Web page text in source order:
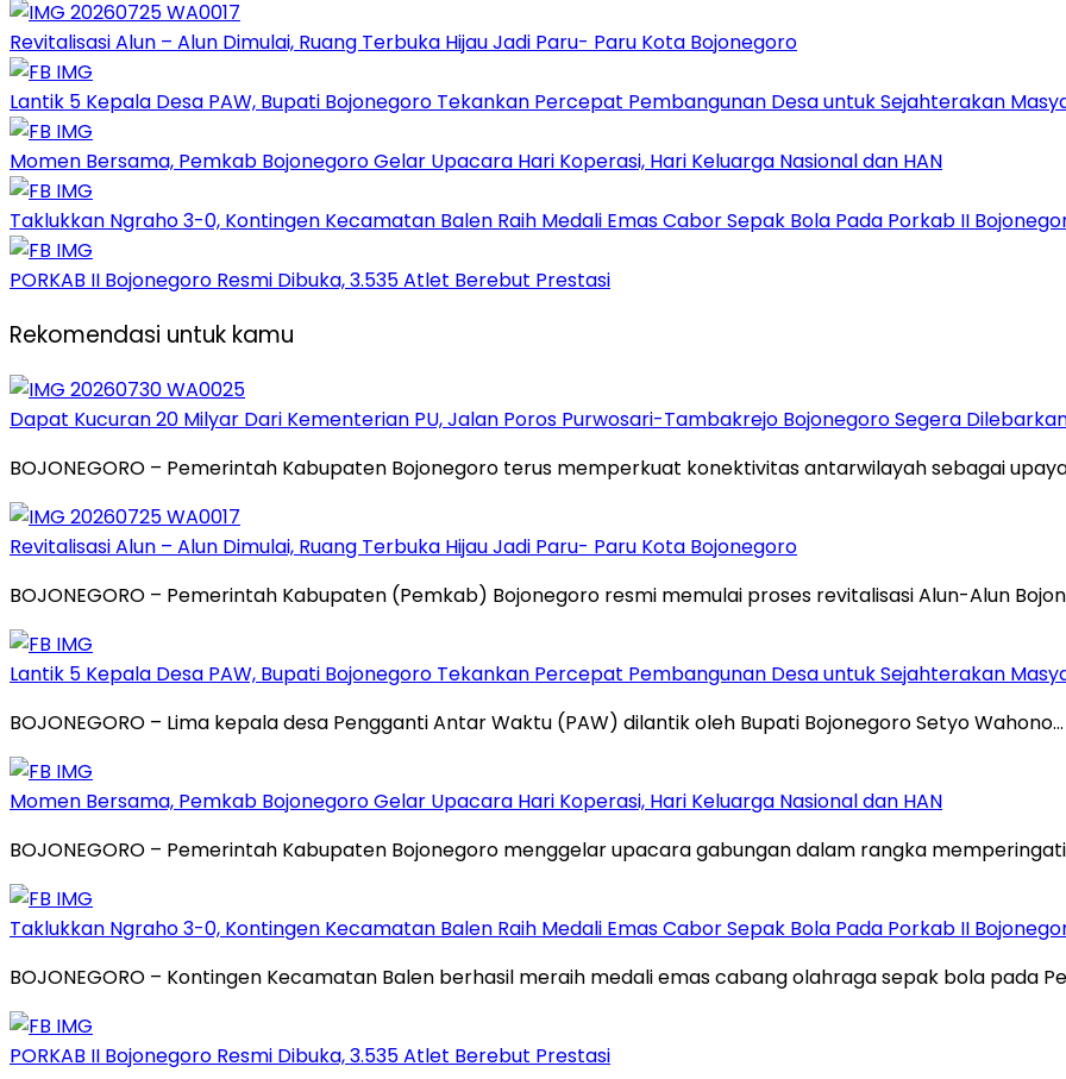
Revitalisasi Alun – Alun Dimulai, Ruang Terbuka Hijau Jadi Paru- Paru Kota Bojonegoro
Lantik 5 Kepala Desa PAW, Bupati Bojonegoro Tekankan Percepat Pembangunan Desa untuk Sejahterakan
Momen Bersama, Pemkab Bojonegoro Gelar Upacara Hari Koperasi, Hari Keluarga Nasional dan HAN
Taklukkan Ngraho 3-0, Kontingen Kecamatan Balen Raih Medali Emas Cabor Sepak Bola Pada Porkab II
PORKAB II Bojonegoro Resmi Dibuka, 3.535 Atlet Berebut Prestasi
Rekomendasi untuk kamu
Dapat Kucuran 20 Milyar Dari Kementerian PU, Jalan Poros Purwosari-Tambakrejo Bojonegoro Segera
BOJONEGORO – Pemerintah Kabupaten Bojonegoro terus memperkuat konektivitas antarwilayah sebagai
Revitalisasi Alun – Alun Dimulai, Ruang Terbuka Hijau Jadi Paru- Paru Kota Bojonegoro
BOJONEGORO – Pemerintah Kabupaten (Pemkab) Bojonegoro resmi memulai proses revitalisasi Alun-Alun
Lantik 5 Kepala Desa PAW, Bupati Bojonegoro Tekankan Percepat Pembangunan Desa untuk Sejahterakan
BOJONEGORO – Lima kepala desa Pengganti Antar Waktu (PAW) dilantik oleh Bupati Bojonegoro Setyo Wahono…
Momen Bersama, Pemkab Bojonegoro Gelar Upacara Hari Koperasi, Hari Keluarga Nasional dan HAN
BOJONEGORO – Pemerintah Kabupaten Bojonegoro menggelar upacara gabungan dalam rangka
Taklukkan Ngraho 3-0, Kontingen Kecamatan Balen Raih Medali Emas Cabor Sepak Bola Pada Porkab II
BOJONEGORO – Kontingen Kecamatan Balen berhasil meraih medali emas cabang olahraga sepak bola pada
PORKAB II Bojonegoro Resmi Dibuka, 3.535 Atlet Berebut Prestasi